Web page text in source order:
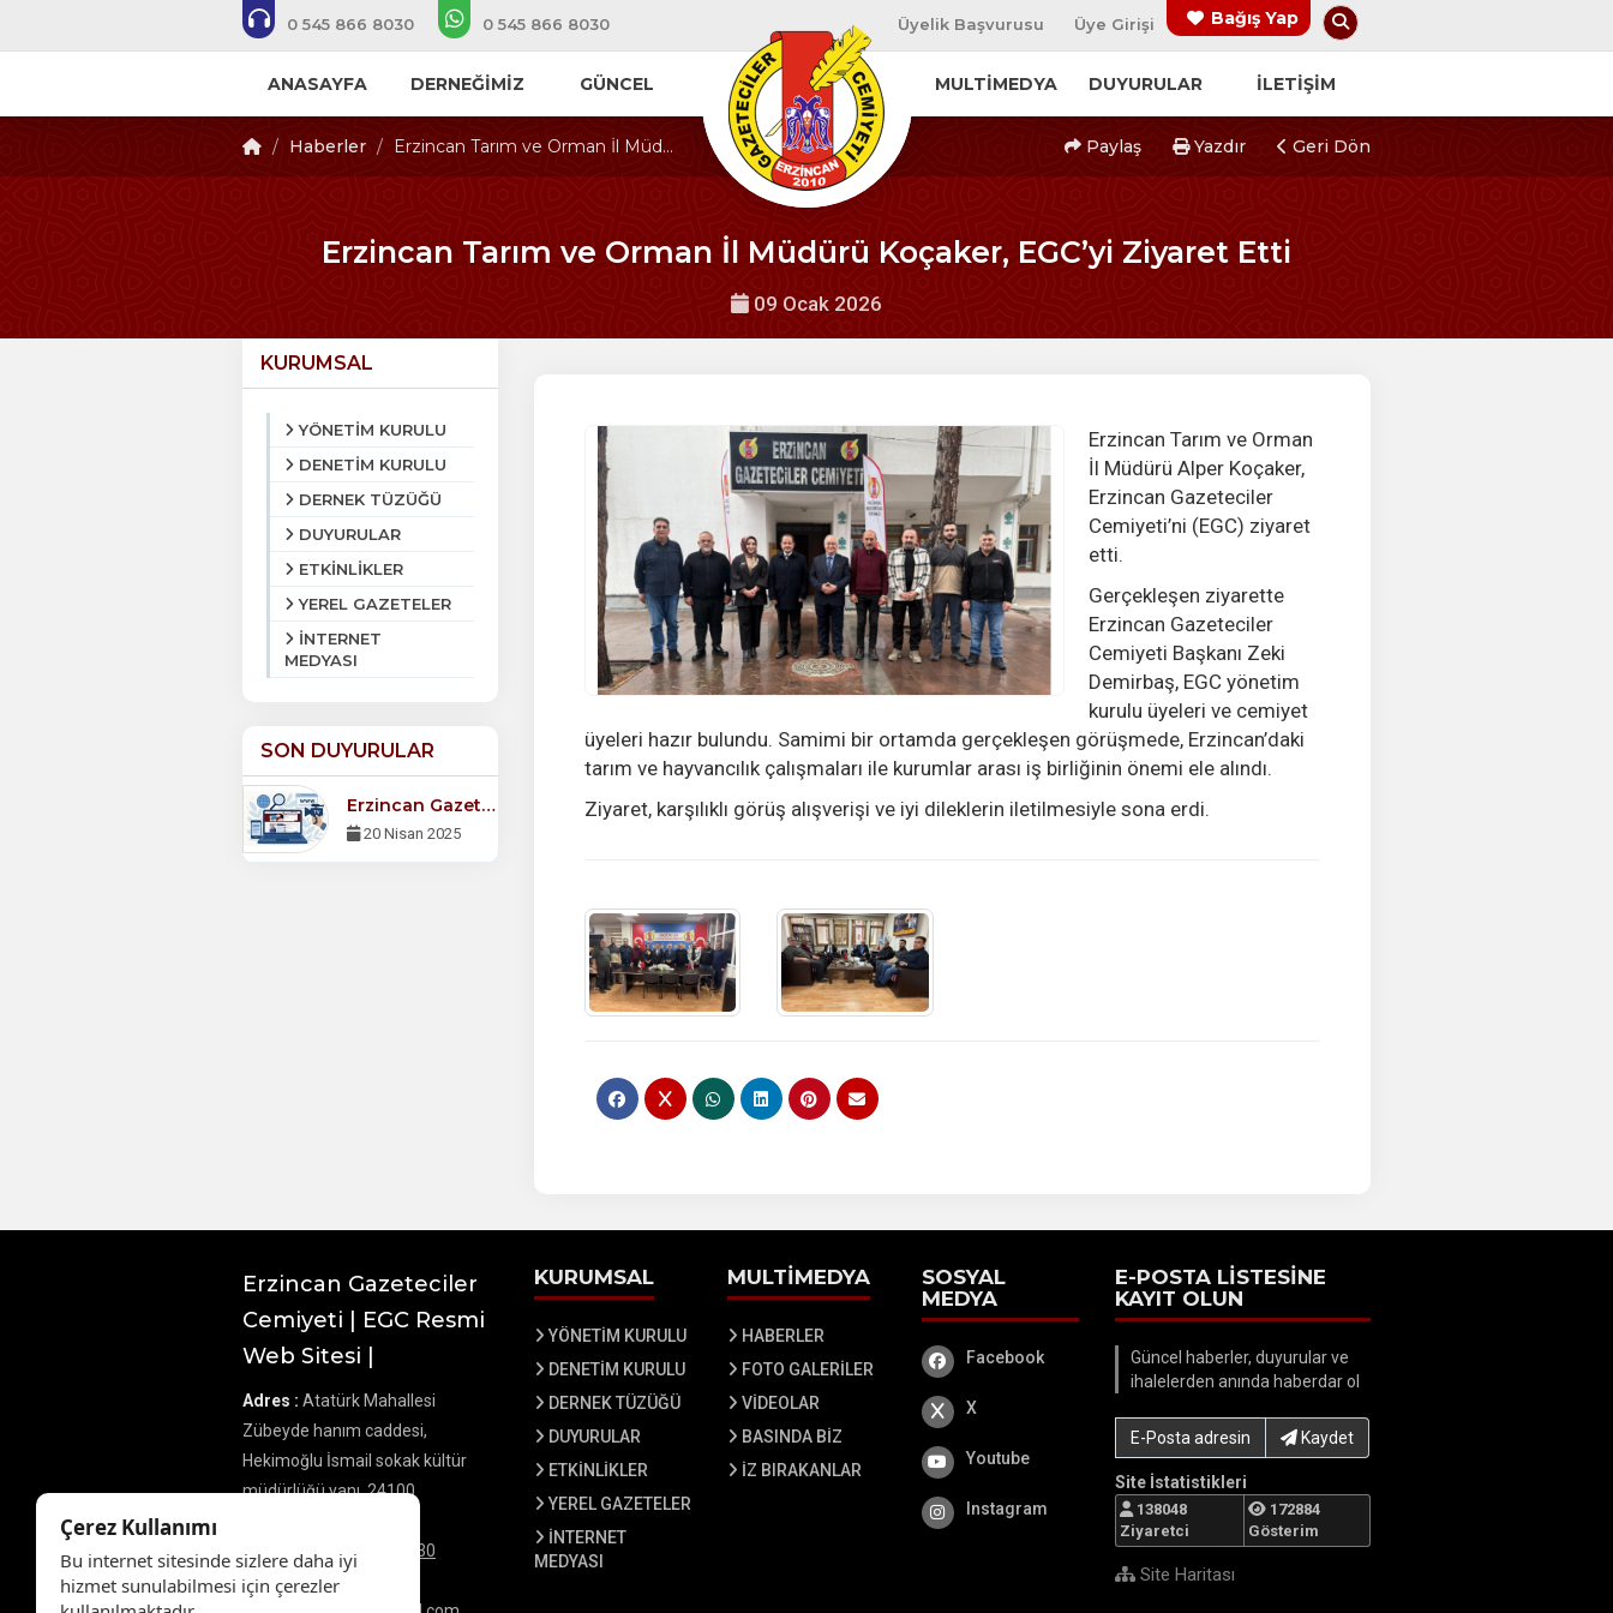
0 545 866 8030 0 545 866 8030 Üyelik Başvurusu Üye Girişi Bağış Yap
ANASAYFA DERNEĞİMİZ GÜNCEL MULTİMEDYA DUYURULAR İLETİŞİM
Haberler Erzincan Tarım ve Orman İl Müd... Paylaş Yazdır Geri Dön
Erzincan Tarım ve Orman İl Müdürü Koçaker, EGC’yi Ziyaret Etti
09 Ocak 2026
KURUMSAL
YÖNETİM KURULU
DENETİM KURULU
DERNEK TÜZÜĞÜ
DUYURULAR
ETKİNLİKLER
YEREL GAZETELER
İNTERNET
MEDYASI
SON DUYURULAR
Erzincan Gazeteciler Cemiyeti Derneği Web Sitemiz Yayında!
20 Nisan 2025
Erzincan Tarım ve Orman
İl Müdürü Alper Koçaker,
Erzincan Gazeteciler
Cemiyeti’ni (EGC) ziyaret
etti.
Gerçekleşen ziyarette
Erzincan Gazeteciler
Cemiyeti Başkanı Zeki
Demirbaş, EGC yönetim
kurulu üyeleri ve cemiyet
üyeleri hazır bulundu. Samimi bir ortamda gerçekleşen görüşmede, Erzincan’daki
tarım ve hayvancılık çalışmaları ile kurumlar arası iş birliğinin önemi ele alındı.
Ziyaret, karşılıklı görüş alışverişi ve iyi dileklerin iletilmesiyle sona erdi.
Erzincan Gazeteciler
Cemiyeti | EGC Resmi
Web Sitesi |
Adres : Atatürk Mahallesi
Zübeyde hanım caddesi,
Hekimoğlu İsmail sokak kültür
müdürlüğü yanı, 24100
Telefon :0 545 866 80 30
E-Posta :
KURUMSAL
YÖNETİM KURULU
DENETİM KURULU
DERNEK TÜZÜĞÜ
DUYURULAR
ETKİNLİKLER
YEREL GAZETELER
İNTERNET
MEDYASI
MULTİMEDYA
HABERLER
FOTO GALERİLER
VİDEOLAR
BASINDA BİZ
İZ BIRAKANLAR
SOSYAL
MEDYA
Facebook
Facebook
X
X
Youtube
Youtube
Instagram
Instagram
E-POSTA LİSTESİNE
KAYIT OLUN
Güncel haberler, duyurular ve
ihalelerden anında haberdar ol
E-Posta adresinizi yazın...Kaydet
Site İstatistikleri
138048
Ziyaretci
172884
Gösterim
Site Haritası
Çerez Kullanımı
Bu internet sitesinde sizlere daha iyi
hizmet sunulabilmesi için çerezler